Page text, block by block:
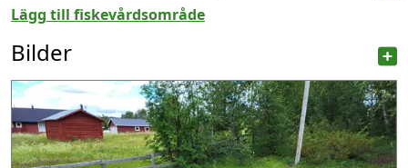
Lägg till fiskevårdsområde
Bilder